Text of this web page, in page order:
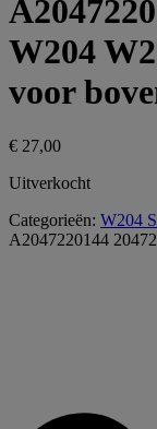
W204
voor
€ 27,00
Uitverkocht
Categorieën: W204
A2047220144